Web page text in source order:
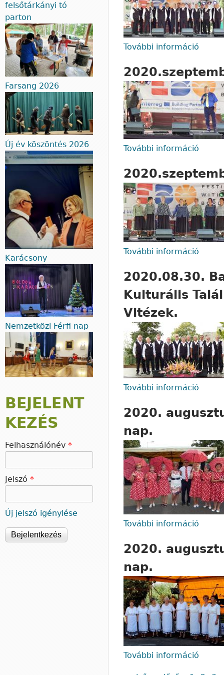
További információ
További információ
További információ
2020.08.30.
Kulturális
Vitézek.
További információ
2020.
nap.
További információ
2020.
nap.
További információ
felsőtárkányi tó
parton
Farsang 2026
Új év köszöntés 2026
Karácsony
Nemzetközi Férfi nap
BEJELENT
KEZÉS
Felhasználónév *
Jelszó *
Új jelszó igénylése